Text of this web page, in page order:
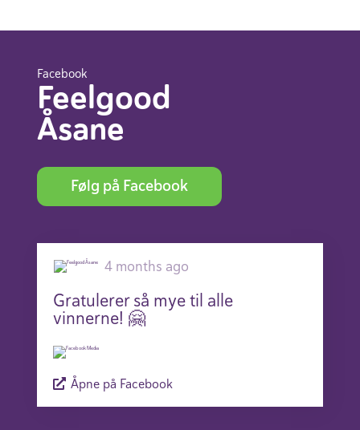
Facebook
Feelgood
Åsane
Følg på Facebook
4 months ago
Gratulerer så mye til alle
vinnerne! 🤗
Åpne på Facebook